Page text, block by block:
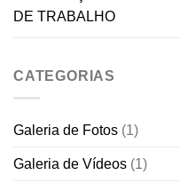
DE TRABALHO
CATEGORIAS
Galeria de Fotos (1)
Galeria de Vídeos (1)